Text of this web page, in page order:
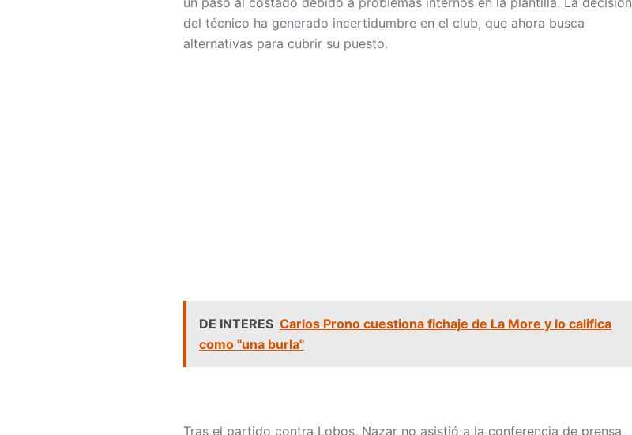
del técnico ha generado incertidumbre en el club, que ahora busca
alternativas para cubrir su puesto.
DE INTERES Carlos Prono cuestiona fichaje de La More y lo califica
como "una burla"
Tras el partido contra Lobos, Nazar no asistió a la conferencia de prensa